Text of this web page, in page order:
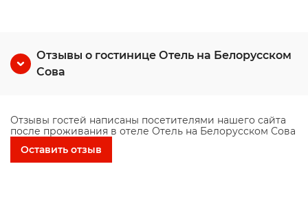
Отзывы о гостинице Отель на Белорусском
Сова
Отзывы гостей написаны посетителями нашего сайта
после проживания в отеле Отель на Белорусском Сова
Оставить отзыв